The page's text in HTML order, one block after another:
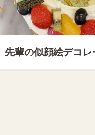
先輩の似顔絵デコレ